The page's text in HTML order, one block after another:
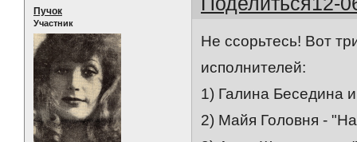
Пучок
Участник
Не ссорьтесь! Вот
исполнителей:
1) Галина Беседина
2) Майя Головня -